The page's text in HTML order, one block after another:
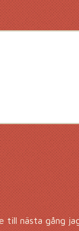
till nästa gång